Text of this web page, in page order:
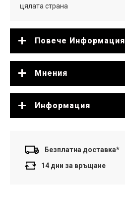
цялата страна
Повече Информация
Мнения
Информация
Безплатна доставка*
14 дни за връщане